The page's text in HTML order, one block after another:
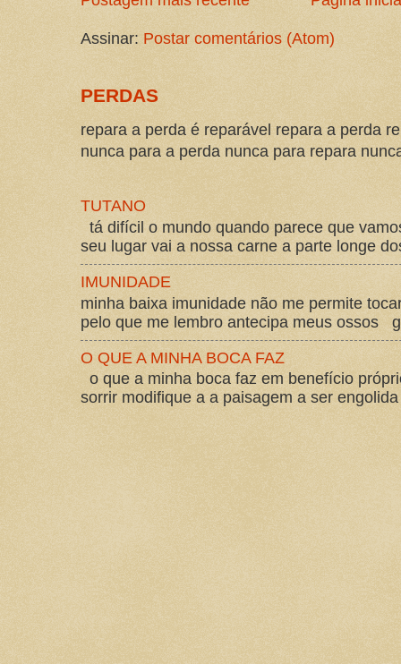
Assinar: Postar comentários (Atom)
PERDAS
repara a perda é reparável repara a perda
nunca para a perda nunca para repara
TUTANO
tá difícil o mundo quando parece que
seu lugar vai a nossa carne a parte longe
IMUNIDADE
minha baixa imunidade não me permite
pelo que me lembro antecipa meus ossos
O QUE A MINHA BOCA FAZ
o que a minha boca faz em benefício
sorrir modifique a a paisagem a ser